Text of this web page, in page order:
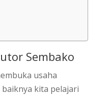
Sembako
usaha
kita pelajari